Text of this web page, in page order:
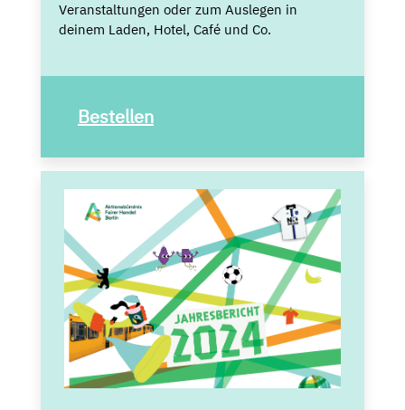
Veranstaltungen oder zum Auslegen in
deinem Laden, Hotel, Café und Co.
Bestellen